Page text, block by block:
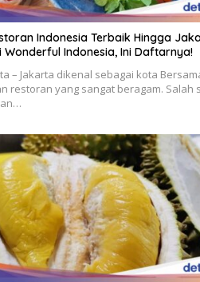
Indonesia Terbaik Hingga
Wonderful Indonesia, Ini Daftarnya!
– Jakarta dikenal sebagai kota
restoran yang sangat beragam. Salah